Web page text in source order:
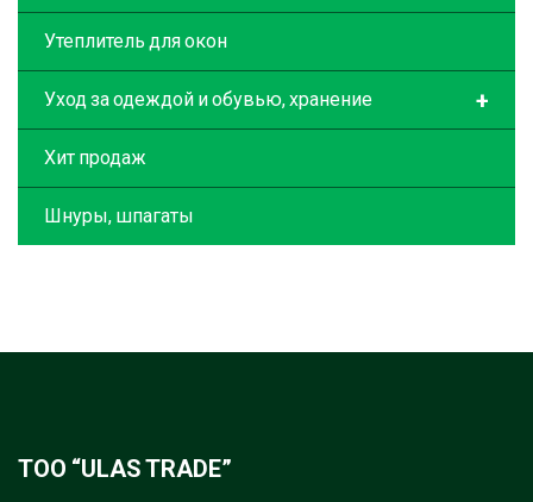
Утеплитель для окон
+
Уход за одеждой и обувью, хранение
Хит продаж
Шнуры, шпагаты
ТОО “ULAS TRADE”